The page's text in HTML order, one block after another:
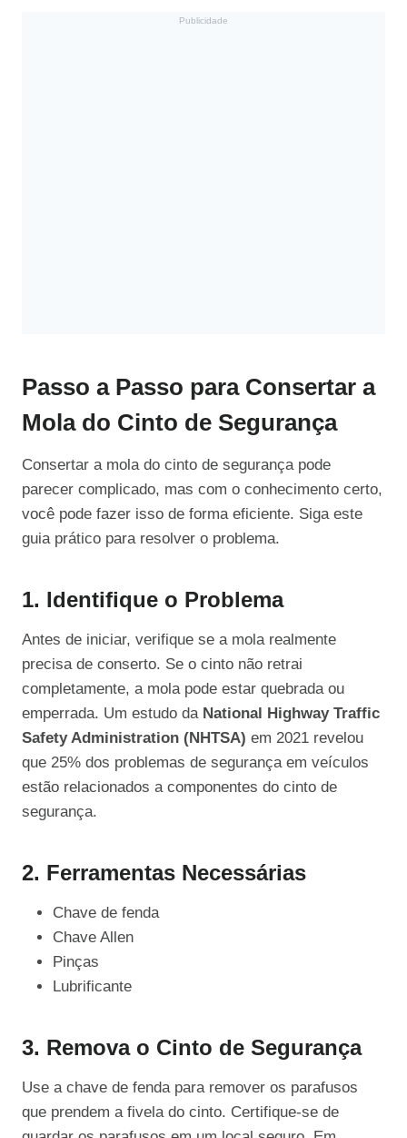
Publicidade
Passo a Passo para Consertar a
Mola do Cinto de Segurança
Consertar a mola do cinto de segurança pode
parecer complicado, mas com o conhecimento certo,
você pode fazer isso de forma eficiente. Siga este
guia prático para resolver o problema.
1. Identifique o Problema
Antes de iniciar, verifique se a mola realmente
precisa de conserto. Se o cinto não retrai
completamente, a mola pode estar quebrada ou
emperrada. Um estudo da National Highway Traffic
Safety Administration (NHTSA) em 2021 revelou
que 25% dos problemas de segurança em veículos
estão relacionados a componentes do cinto de
segurança.
2. Ferramentas Necessárias
Chave de fenda
Chave Allen
Pinças
Lubrificante
3. Remova o Cinto de Segurança
Use a chave de fenda para remover os parafusos
que prendem a fivela do cinto. Certifique-se de